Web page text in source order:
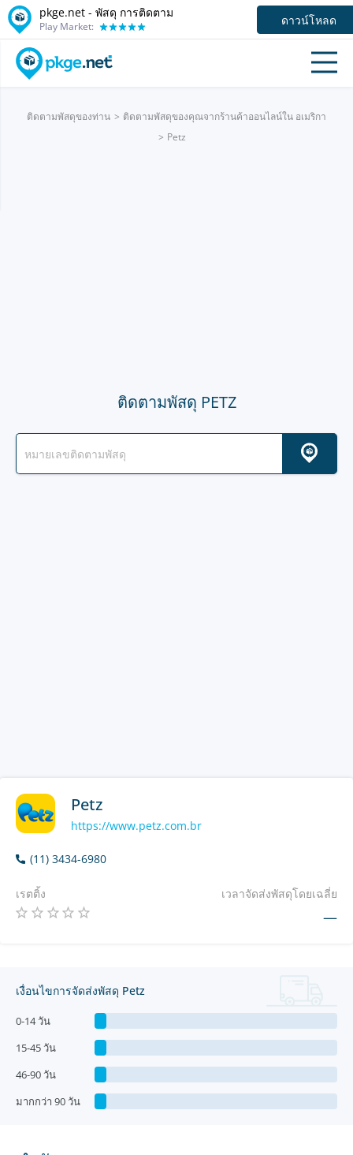
pkge.net - พัสดุ การติดตาม
Play Market: ดาวน์โหลด
ติดตามพัสดุของท่าน
ติดตามพัสดุของคุณจากร้านค้าออนไลน์ใน อเมริกา
Petz
ติดตามพัสดุ PETZ
Petz
https://www.petz.com.br
(11) 3434-6980
เรตติ้ง เวลาจัดส่งพัสดุโดยเฉลี่ย
—
เงื่อนไขการจัดส่งพัสดุ Petz
0-14 วัน
15-45 วัน
46-90 วัน
มากกว่า 90 วัน